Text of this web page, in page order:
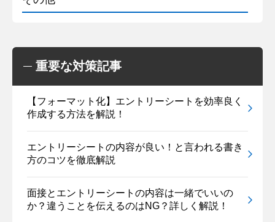
重要な対策記事
【フォーマット化】エントリーシートを効率良く
作成する方法を解説！
エントリーシートの内容が良い！と言われる書き
方のコツを徹底解説
面接とエントリーシートの内容は一緒でいいの
か？違うことを伝えるのはNG？詳しく解説！